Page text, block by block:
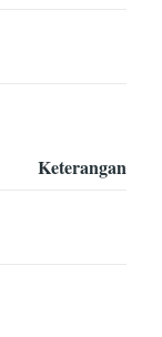
Keterangan